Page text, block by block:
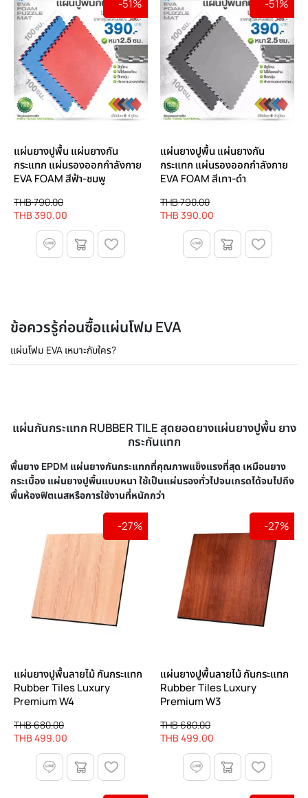
-51%
แผ่นยางปูพื้น แผ่นยางกัน
กระแทก แผ่นรองออกกําลังกาย
EVA FOAM สีฟ้า-ชมพู
THB 390.00
THB 790.00
-51%
แผ่นยางปูพื้น แผ่นยางกัน
กระแทก แผ่นรองออกกําลังกาย
EVA FOAM สีเทา-ดำ
THB 390.00
THB 790.00
ข้อควรรู้ก่อนซื้อแผ่นโฟม EVA
แผ่นโฟม EVA เหมาะกับใคร?
แผ่นกันกระแทก RUBBER TILE สุดยอดยางแผ่นยางปูพื้น ยาง
กระกันแทก
พื้นยาง EPDM แผ่นยางกันกระแทกที่คุณภาพแข็งแรงที่สุด เหมือนยาง
กระเบื้อง แผ่นยางปูพื้นแบบหนา ใช้เป็นแผ่นรองทั่วไปจนเกรดได้จนไปถึง
พื้นห้องฟิตเนสหรือการใช้งานที่หนักกว่า
-27%
แผ่นยางปูพื้นลายไม้ กันกระแทก
Rubber Tiles Luxury
Premium W4
THB 499.00
THB 680.00
-27%
แผ่นยางปูพื้นลายไม้ กันกระแทก
Rubber Tiles Luxury
Premium W3
THB 499.00
THB 680.00